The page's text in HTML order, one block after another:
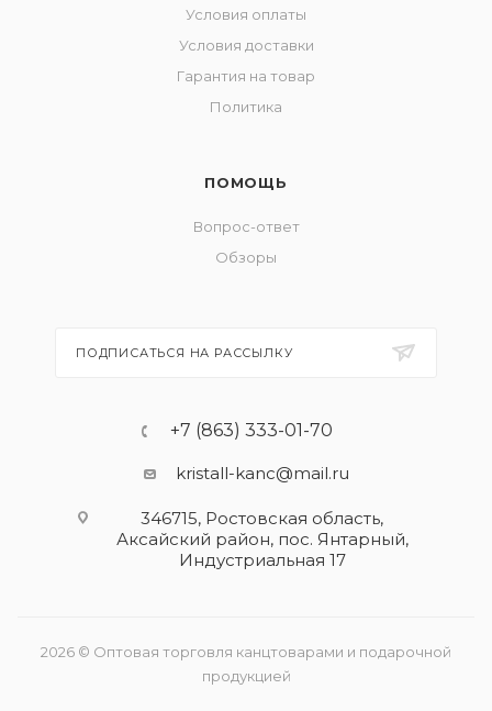
Условия оплаты
Условия доставки
Гарантия на товар
Политика
ПОМОЩЬ
Вопрос-ответ
Обзоры
ПОДПИСАТЬСЯ НА РАССЫЛКУ
+7 (863) 333-01-70
kristall-kanc@mail.ru
346715, Ростовская область​,
Аксайский район, пос. Янтарный,
Индустриальная 17
2026 © Оптовая торговля канцтоварами и подарочной
продукцией